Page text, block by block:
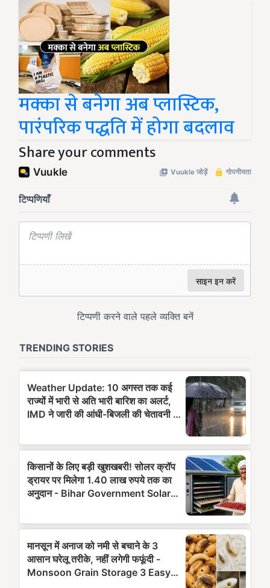
मक्का से बनेगा अब प्लास्टिक,
पारंपरिक पद्धति में होगा बदलाव
Share your comments